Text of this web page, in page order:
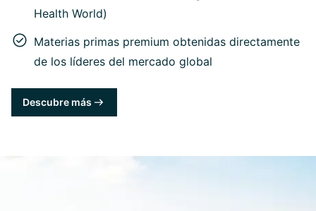
Health World)
Materias primas premium obtenidas directamente
de los líderes del mercado global
Descubre más